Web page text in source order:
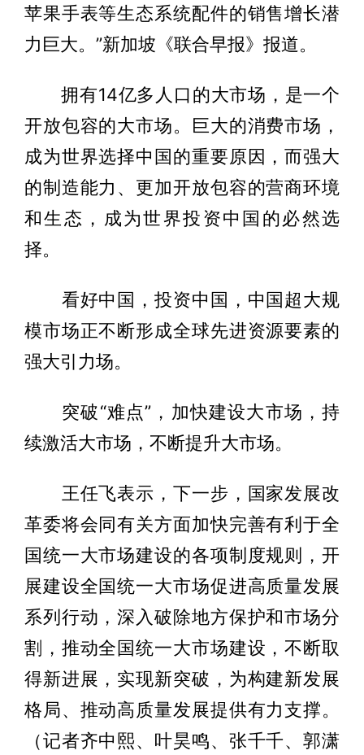
苹果手表等生态系统配件的销售增长潜
力巨大。”新加坡《联合早报》报道。
拥有14亿多人口的大市场，是一个
开放包容的大市场。巨大的消费市场，
成为世界选择中国的重要原因，而强大
的制造能力、更加开放包容的营商环境
和生态，成为世界投资中国的必然选
择。
看好中国，投资中国，中国超大规
模市场正不断形成全球先进资源要素的
强大引力场。
突破“难点”，加快建设大市场，持
续激活大市场，不断提升大市场。
王任飞表示，下一步，国家发展改
革委将会同有关方面加快完善有利于全
国统一大市场建设的各项制度规则，开
展建设全国统一大市场促进高质量发展
系列行动，深入破除地方保护和市场分
割，推动全国统一大市场建设，不断取
得新进展，实现新突破，为构建新发展
格局、推动高质量发展提供有力支撑。
（记者齐中熙、叶昊鸣、张千千、郭潇